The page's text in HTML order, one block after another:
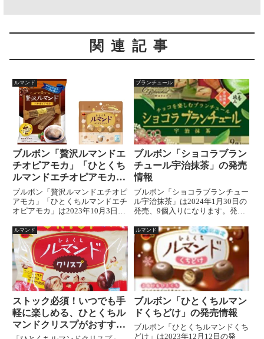
関連記事
ルマンド
ブルボン「贅沢ルマンドエ
チオピアモカ」「ひとくち
ルマンドエチオピアモカ」
の発売情報
ブルボン「贅沢ルマンドエチオピ
アモカ」「ひとくちルマンドエチ
オピアモカ」は2023年10月3日の
モカは9本入りで参考小売価格
(税抜)260円ひとくちルマンドエ
チオピアモカは47g入りで参考小
売価格 (税抜)1...
ブランチュール
ブルボン「ショコラブラン
チュール宇治抹茶」の発売
情報
ブルボン「ショコラブランチュー
ル宇治抹茶」は2024年1月30日の
発売、9個入りになります。発売
チョコを楽しむブランチュール
「ショコラブランチュール宇治抹
茶」チョコレート愛好者に贈る至
福のひととき、「ショ...
ルマンド
ストック必須！いつでも手
軽に楽しめる、ひとくちル
マンドクリスプがおすすめ
の理由
ルマンド
ブルボン「ひとくちルマン
ドくちどけ」の発売情報
ブルボン「ひとくちルマンドくち
どけ」は2023年12月12日の発